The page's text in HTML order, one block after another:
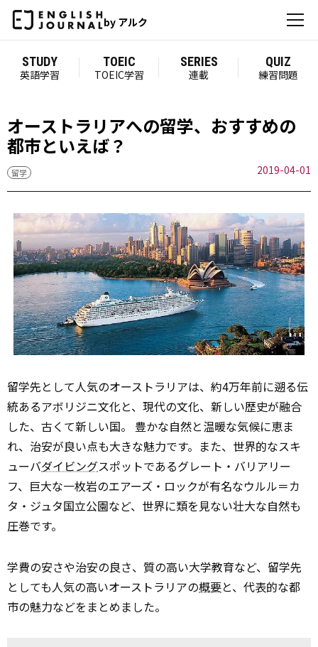
by アルク
STUDY
英語学習
TOEIC
TOEIC学習
SERIES
連載
QUIZ
練習問題
オーストラリアへの留学、おすすめの
都市といえば？
留学 2019-04-01
留学先として人気のオーストラリアは、約4万年前に遡る伝
統あるアボリジニ文化と、現代の文化、新しい歴史が融合
した、古くて新しい国。 豊かな自然と温暖な気候に恵ま
れ、治安が良い点も大きな魅力です。また、世界的なスキ
ューバダイビングスポットであるグレート・バリアリー
フ、巨大な一枚岩のエアーズ・ロックが有名なウルル＝カ
タ・ジュタ国立公園など、世界に類を見ない壮大な自然も
圧巻です。
学費の安さや治安の良さ、質の高い大学教育など、留学先
としても人気の高いオーストラリアの概要と、代表的な都
市の魅力などをまとめました。